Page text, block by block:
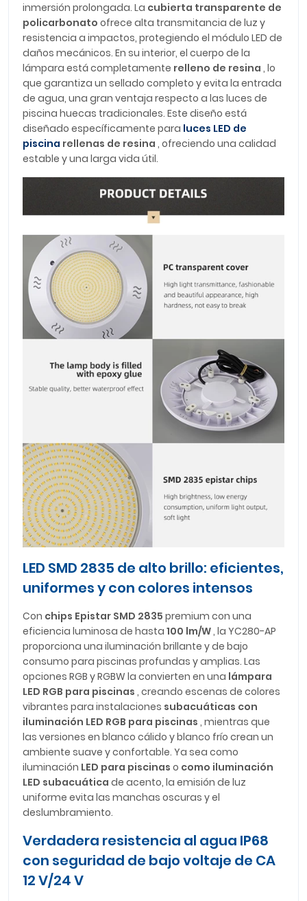
inmersión prolongada. La cubierta transparente de
policarbonato ofrece alta transmitancia de luz y
resistencia a impactos, protegiendo el módulo LED de
daños mecánicos. En su interior, el cuerpo de la
lámpara está completamente relleno de resina , lo
que garantiza un sellado completo y evita la entrada
de agua, una gran ventaja respecto a las luces de
piscina huecas tradicionales. Este diseño está
diseñado específicamente para luces LED de
piscina rellenas de resina , ofreciendo una calidad
estable y una larga vida útil.
LED SMD 2835 de alto brillo: eficientes,
uniformes y con colores intensos
Con chips Epistar SMD 2835 premium con una
eficiencia luminosa de hasta 100 lm/W, la YC280-AP
proporciona una iluminación brillante y de bajo
consumo para piscinas profundas y amplias. Las
opciones RGB y RGBW la convierten en una lámpara
LED RGB para piscinas , creando escenas de colores
vibrantes para instalaciones subacuáticas con
iluminación LED RGB para piscinas , mientras que
las versiones en blanco cálido y blanco frío crean un
ambiente suave y confortable. Ya sea como
iluminación LED para piscinas o como iluminación
LED subacuática de acento, la emisión de luz
uniforme evita las manchas oscuras y el
deslumbramiento.
Verdadera resistencia al agua IP68
con seguridad de bajo voltaje de CA
12 V/24 V